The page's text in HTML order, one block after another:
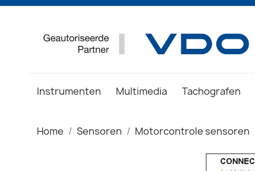
Instrumenten Multimedia Tachografen
Home Sensoren Motorcontrole sensoren